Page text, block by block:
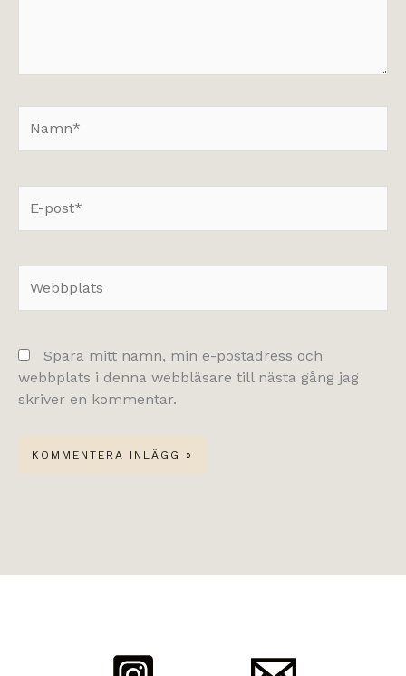
post*
Spara mitt namn, min e-postadress och
webbplats i denna webbläsare till nästa gång jag
skriver en kommentar.